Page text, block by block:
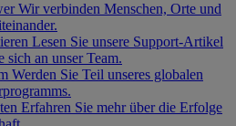
Wir verbinden Menschen, Orte und
Lesen Sie unsere Support-Artikel
sich an unser Team.
Werden Sie Teil unseres globalen
Erfahren Sie mehr über die Erfolge